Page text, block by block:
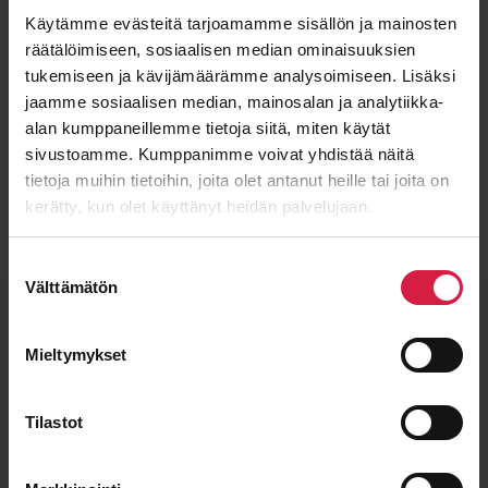
Käytämme evästeitä tarjoamamme sisällön ja mainosten
räätälöimiseen, sosiaalisen median ominaisuuksien
tukemiseen ja kävijämäärämme analysoimiseen. Lisäksi
jaamme sosiaalisen median, mainosalan ja analytiikka-
alan kumppaneillemme tietoja siitä, miten käytät
sivustoamme. Kumppanimme voivat yhdistää näitä
tietoja muihin tietoihin, joita olet antanut heille tai joita on
kerätty, kun olet käyttänyt heidän palvelujaan.
valinta
Välttämätön
Mieltymykset
Tilastot
Lähetä viesti
manufacturing partners
When you see the BTB nameplate on a transformer, you
know it meets our strict quality standards. Our